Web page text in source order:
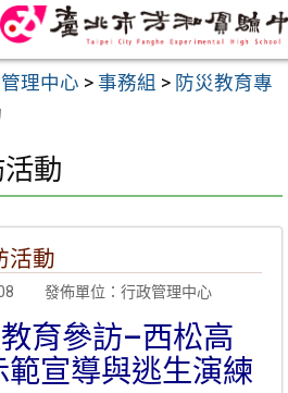
理中心 > 事務組 > 防災教育專
動
活動
發佈單位：行政管理中心
育參訪–西松高
宣導與逃生演練